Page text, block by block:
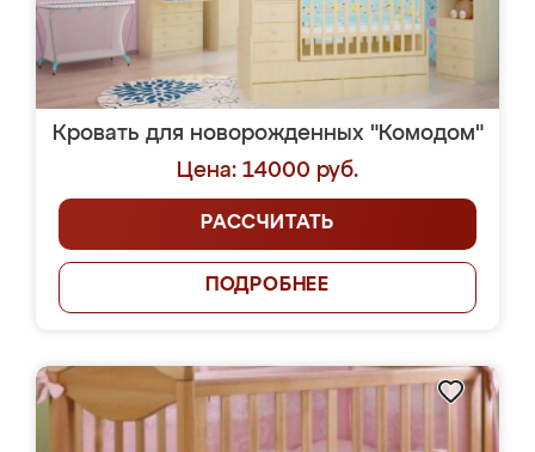
Кровать для новорожденных "Комодом"
Цена: 14000 руб.
РАССЧИТАТЬ
ПОДРОБНЕЕ